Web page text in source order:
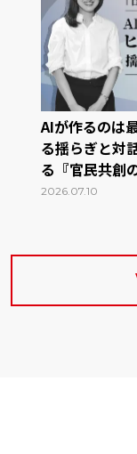
AIが作るのは
る揺らぎと対
る『官民共創
2026.07.10